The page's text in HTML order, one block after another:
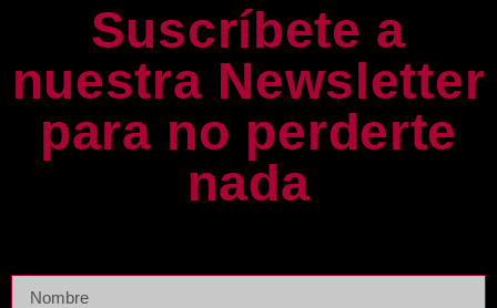
Suscríbete a
nuestra Newsletter
para no perderte
nada